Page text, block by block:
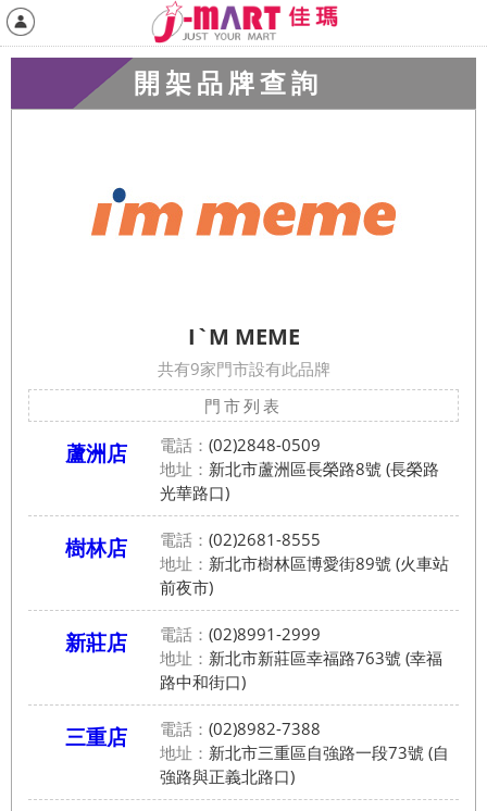
開架品牌查詢
I`M MEME
共有9家門市設有此品牌
門市列表
蘆洲店 電話： (02)2848-0509
地址： 新北市蘆洲區長榮路8號 (長榮路
光華路口)
樹林店 電話： (02)2681-8555
地址： 新北市樹林區博愛街89號 (火車站
前夜市)
新莊店 電話： (02)8991-2999
地址： 新北市新莊區幸福路763號 (幸福
路中和街口)
三重店 電話： (02)8982-7388
地址： 新北市三重區自強路一段73號 (自
強路與正義北路口)